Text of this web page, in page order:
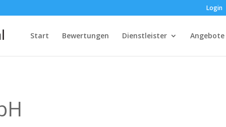
Login
Start Bewertungen Dienstleister Angebote